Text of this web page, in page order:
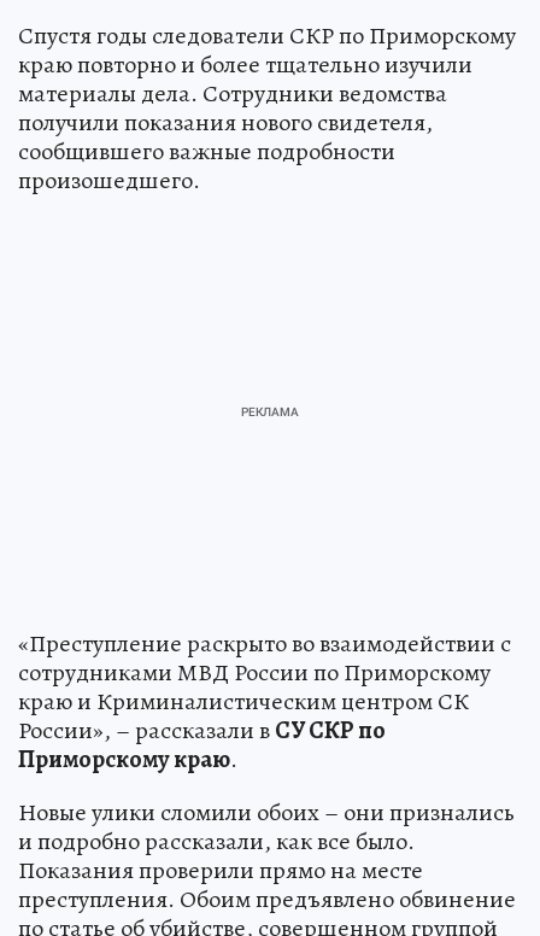
Спустя годы следователи СКР по Приморскому
краю повторно и более тщательно изучили
материалы дела. Сотрудники ведомства
получили показания нового свидетеля,
сообщившего важные подробности
произошедшего.
«Преступление раскрыто во взаимодействии с
сотрудниками МВД России по Приморскому
краю и Криминалистическим центром СК
России», – рассказали вСУ СКР по
Приморскому краю.
Новые улики сломили обоих – они признались
и подробно рассказали, как все было.
Показания проверили прямо на месте
преступления. Обоим предъявлено обвинение
по статье об убийстве, совершенном группой